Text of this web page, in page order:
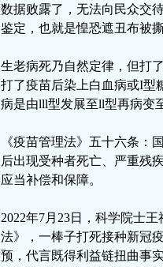
数据败露了，无法向民众交
鉴定，也就是惶恐遮丑布被
生老病死乃自然定律，但打
打了疫苗后染上白血病或I型
病是由lll型发展至ll型再病变
《疫苗管理法》五十六条：
后出现受种者死亡、严重残
应当补偿和保障。
2022年7月23日，科学院士
法》，一棒子打死接种新冠
预，代言既得利益链扭曲事